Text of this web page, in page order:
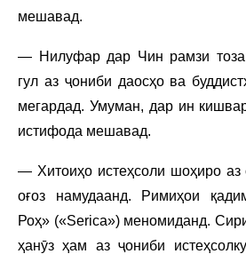
мешавад.
— Нилуфар дар Чин рамзи
гул аз ҷониби даосҳо ва
мегардад. Умуман, дар ин
истифода мешавад.
— Хитоиҳо истеҳсоли шоҳиро аз
оғоз намудаанд. Римиҳои
Роҳ» («Serica») меномиданд.
ҳанӯз ҳам аз ҷониби